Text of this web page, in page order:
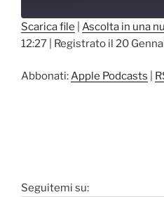
Apple Podcasts
SHARE
LINK
Scarica file Ascolta in una
12:27
Registrato il 20
Abbonati:Apple Podcasts
Seguitemi su: